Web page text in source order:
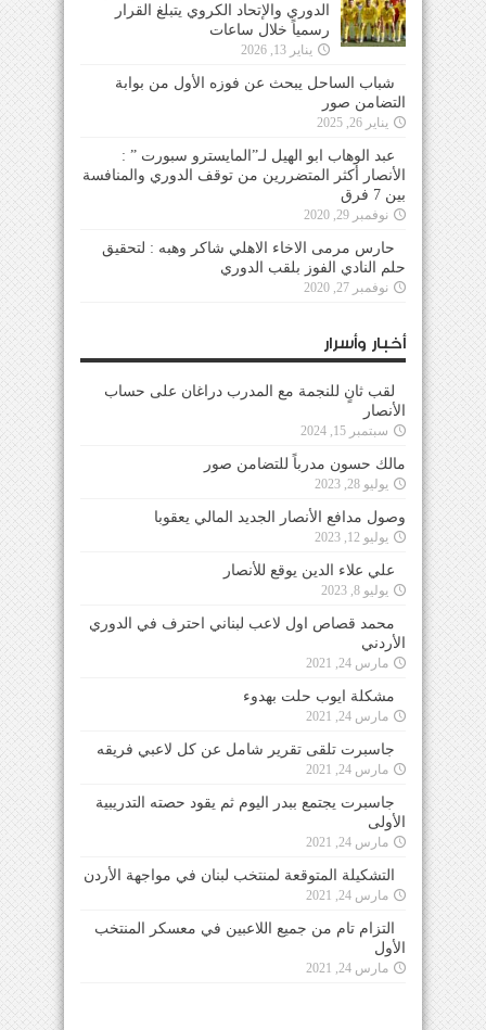
الدوري والإتحاد الكروي يتبلغ القرار
رسمياً خلال ساعات
يناير 13, 2026
شباب الساحل يبحث عن فوزه الأول من بوابة
التضامن صور
يناير 26, 2025
عبد الوهاب ابو الهيل لـ”المايسترو سبورت ” :
الأنصار أكثر المتضررين من توقف الدوري والمنافسة
بين 7 فرق
نوفمبر 29, 2020
حارس مرمى الاخاء الاهلي شاكر وهبه : لتحقيق
حلم النادي الفوز بلقب الدوري
نوفمبر 27, 2020
أخبار وأسرار
لقب ثانٍ للنجمة مع المدرب دراغان على حساب
الأنصار
سبتمبر 15, 2024
مالك حسون مدرباً للتضامن صور
يوليو 28, 2023
وصول مدافع الأنصار الجديد المالي يعقوبا
يوليو 12, 2023
علي علاء الدين يوقع للأنصار
يوليو 8, 2023
محمد قصاص اول لاعب لبناني احترف في الدوري
الأردني
مارس 24, 2021
مشكلة ايوب حلت بهدوء
مارس 24, 2021
جاسبرت تلقى تقرير شامل عن كل لاعبي فريقه
مارس 24, 2021
جاسبرت يجتمع ببدر اليوم ثم يقود حصته التدريبية
الأولى
مارس 24, 2021
التشكيلة المتوقعة لمنتخب لبنان في مواجهة الأردن
مارس 24, 2021
التزام تام من جميع اللاعبين في معسكر المنتخب
الأول
مارس 24, 2021